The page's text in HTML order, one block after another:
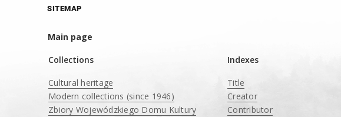
SITEMAP
Main page
Collections
Cultural heritage
Modern collections (since 1946)
Zbiory Wojewódzkiego Domu Kultury
Indexes
Title
Creator
Contributor